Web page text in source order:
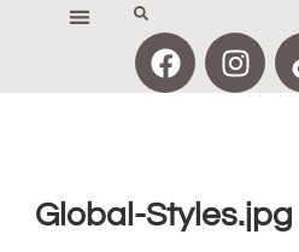
Global-Styles.jpg